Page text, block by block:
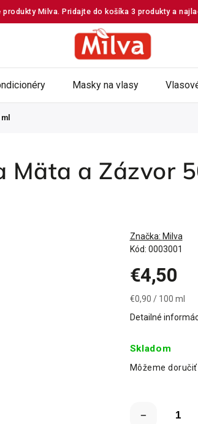
Milva. Pridajte do košíka 3 produkty a
Masky na vlasy
Mäta ​a Zázvor
Kód: 0003001
Značka: Milva
€4,50
€0,90 / 100 ml
Skladom
Môžeme doručiť
Detailné